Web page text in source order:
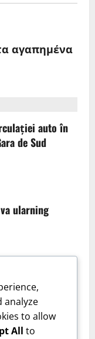
τα αγαπημένα
auto în
de Sud
ularning
Tensiunea
analyze
to allow
All to